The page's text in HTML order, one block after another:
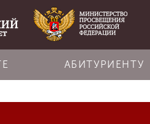
АБИТУРИЕНТУ